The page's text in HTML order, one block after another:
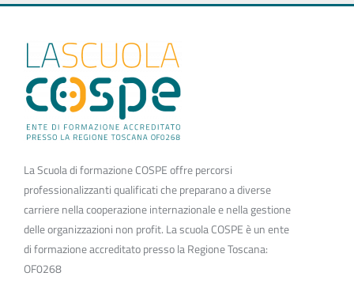
La Scuola di formazione COSPE offre percorsi
professionalizzanti qualificati che preparano a diverse
carriere nella cooperazione internazionale e nella gestione
delle organizzazioni non profit. La scuola COSPE è un ente
di formazione accreditato presso la Regione Toscana:
OF0268